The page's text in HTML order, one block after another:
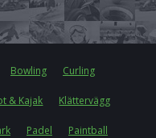
Bowling Curling
& Kajak Klättervägg
Padel Paintball